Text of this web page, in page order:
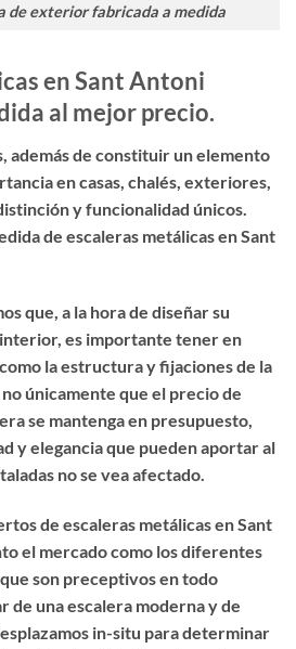
de exterior fabricada a medida
en Sant Antoni
al mejor precio.
además de constituir un elemento
en casas, chalés, exteriores,
y funcionalidad únicos.
de escaleras metálicas en Sant
que, a la hora de diseñar su
es importante tener en
la estructura y fijaciones de la
únicamente que el precio de
se mantenga en presupuesto,
y elegancia que pueden aportar al
no se vea afectado.
de escaleras metálicas en Sant
el mercado como los diferentes
son preceptivos en todo
de una escalera moderna y de
in-situ para determinar